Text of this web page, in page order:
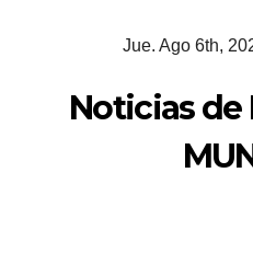
Jue. Ago 6th,
Noticias de